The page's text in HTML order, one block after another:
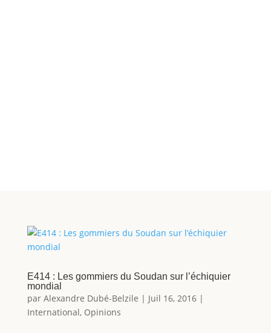
E414 : Les gommiers du Soudan sur l’échiquier
mondial
par Alexandre Dubé-Belzile | Juil 16, 2016|
International, Opinions